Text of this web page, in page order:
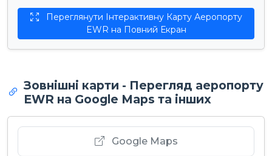
EWR на Повний Екран
Зовнішні карти - Перегляд аеропорту
EWR на Google Maps та інших
Google Maps